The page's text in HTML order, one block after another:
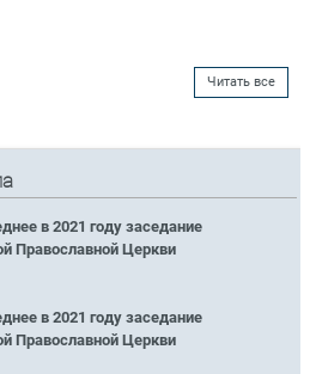
Читать все
в 2021 году заседание
Православной Церкви
в 2021 году заседание
Православной Церкви